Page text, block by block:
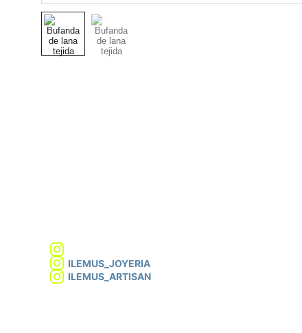
ILEMUS_JOYERIA
ILEMUS_ARTISAN